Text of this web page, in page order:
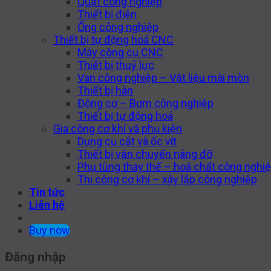
Thiết bị điện
Ống công nghiệp
Thiết bị tự động hoá CNC
Máy công cụ CNC
Thiết bị thuỷ lực
Van công nghiệp – Vật liệu mài mòn
Thiết bị hàn
Động cơ – Bơm công nghiệp
Thiết bị tự động hoá
Gia công cơ khí và phụ kiện
Dụng cụ cắt và ốc vít
Thiết bị vận chuyển nâng đỡ
Phụ tùng thay thế – hoá chất công
Thi công cơ khí – xây lắp công nghiệp
Tin tức
Liên hệ
Buy now
Đăng nhập